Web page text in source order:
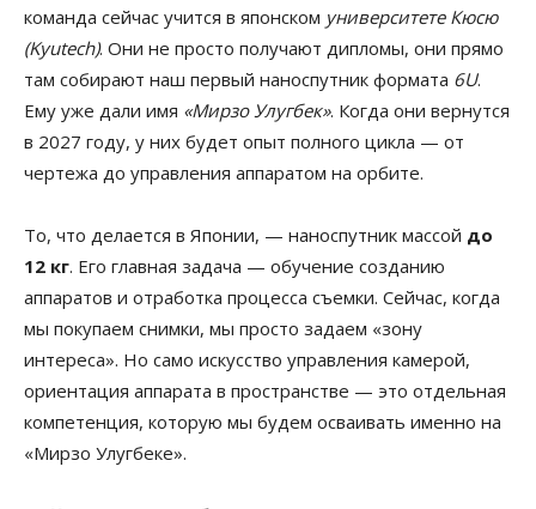
команда сейчас учится в японском университете Кюсю
(Kyutech). Они не просто получают дипломы, они прямо
там собирают наш первый наноспутник формата 6U.
Ему уже дали имя «Мирзо Улугбек». Когда они вернутся
в 2027 году, у них будет опыт полного цикла — от
чертежа до управления аппаратом на орбите.
То, что делается в Японии, — наноспутник массой до
12 кг. Его главная задача — обучение созданию
аппаратов и отработка процесса съемки. Сейчас, когда
мы покупаем снимки, мы просто задаем «зону
интереса». Но само искусство управления камерой,
ориентация аппарата в пространстве — это отдельная
компетенция, которую мы будем осваивать именно на
«Мирзо Улугбеке».